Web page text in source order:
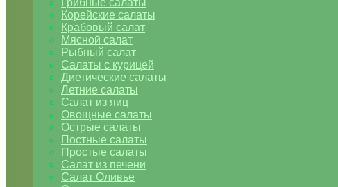
Грибные салаты
Корейские салаты
Крабовый салат
Мясной салат
Рыбный салат
Салаты с курицей
Диетические салаты
Летние салаты
Салат из яиц
Овощные салаты
Острые салаты
Постные салаты
Простые салаты
Салат из печени
Салат Оливье